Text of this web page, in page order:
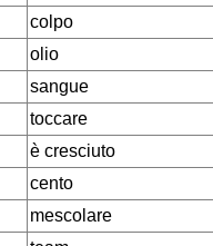
colpo
olio
sangue
toccare
è cresciuto
cento
mescolare